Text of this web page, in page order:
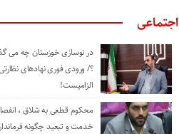
اجتماعی
در نوسازی خوزستان چه می
؟/ ورودی فوری نهادهای
الزامیست!
محکوم قطعی به شلاق ،
خدمت و تبعید چگونه فرماندار